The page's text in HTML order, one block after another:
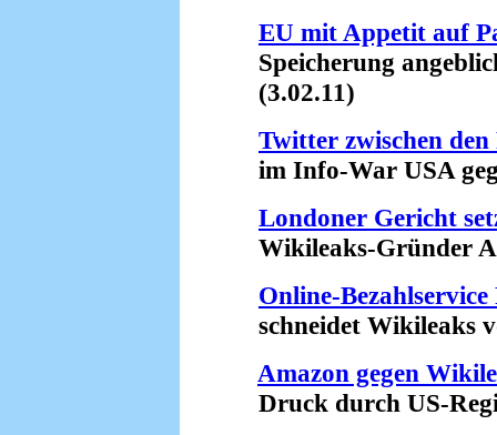
EU mit Appetit auf
Speicherung
(3.02.11)
Twitter zwischen
im Info-War USA
Londoner Gericht
Wikileaks-Gründer
Online-Bezahlservice
schneidet Wikileaks
Amazon gegen
Druck durch US-